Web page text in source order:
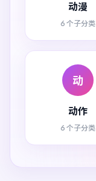
动漫
6 个子分类
动
动作
6 个子分类